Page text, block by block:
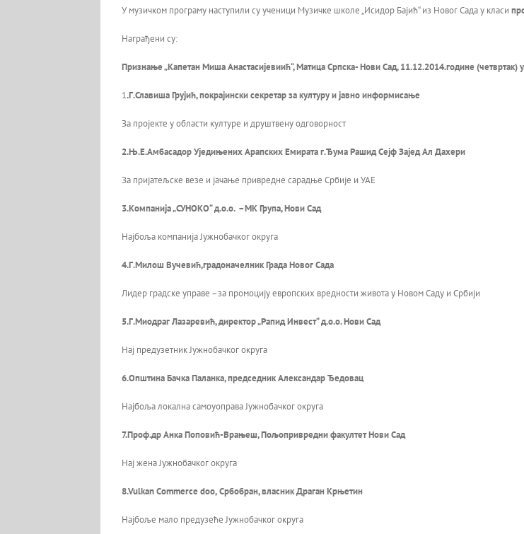
У музичком програму наступили су ученици Музичке школе „Исидор Бајић“ из Новог Сада у класи
Награђени су:
Признање „Капетан Миша Анастасијевиић“, Матица Српска- Нови Сад, 11.12.2014.године (четвртак)
1.Г.Славиша Грујић, покрајински секретар за културу и јавно информисање
За пројекте у области културе и друштвену одговорност
2.Њ.Е.Амбасадор Уједињених Арапских Емирата г.Ђума Рашид Сејф Зајед Ал Дахери
За пријатељске везе и јачање привредне сарадње Србије и УАЕ
3.Компанија „СУНОКО“ д.о.о. –МК Група, Нови Сад
Најбоља компанија Јужнобачког округа
4.Г.Милош Вучевић,градоначелник Града Новог Сада
Лидер градске управе –за промоцију европских вредности живота у Новом Саду и Србији
5.Г.Миодраг Лазаревић, директор „Рапид Инвест“ д.о.о. Нови Сад
Нај предузетник Јужнобачког округа
6.Општина Бачка Паланка, председник Александар Ђедовац
Најбоља локална самоуоправа Јужнобачког округа
7.Проф.др Анка Поповић-Врањеш, Пољопривредни факултет Нови Сад
Нај жена Јужнобачког округа
8.Vulkan Commerce doo,Србобран, власник Драган Крњетин
Најбоље мало предузеће Јужнобачког округа